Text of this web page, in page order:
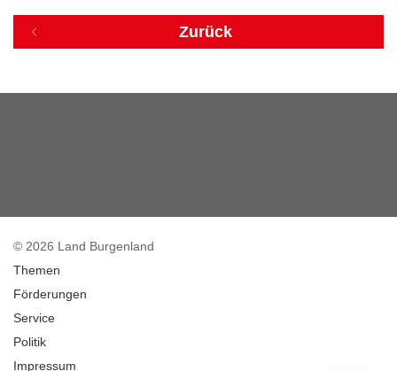
Zurück
© 2026 Land Burgenland
Themen
Förderungen
Service
Politik
Impressum